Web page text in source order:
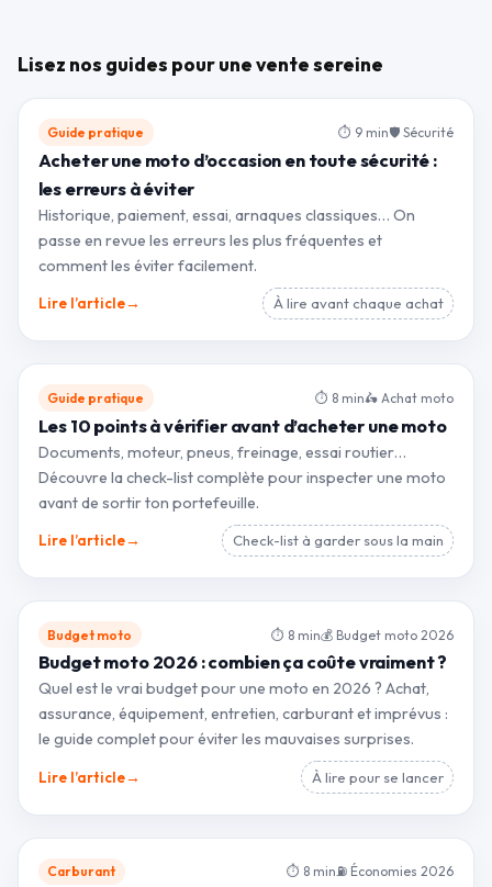
Lisez nos guides pour une vente sereine
Guide pratique ⏱ 9 min🛡 Sécurité
Acheter une moto d’occasion en toute sécurité :
les erreurs à éviter
Historique, paiement, essai, arnaques classiques… On
passe en revue les erreurs les plus fréquentes et
comment les éviter facilement.
Lire l’article→ À lire avant chaque achat
Guide pratique ⏱ 8 min🛵 Achat moto
Les 10 points à vérifier avant d’acheter une moto
Documents, moteur, pneus, freinage, essai routier…
Découvre la check-list complète pour inspecter une moto
avant de sortir ton portefeuille.
Lire l’article→ Check-list à garder sous la main
Budget moto ⏱ 8 min💰 Budget moto 2026
Budget moto 2026 : combien ça coûte vraiment ?
Quel est le vrai budget pour une moto en 2026 ? Achat,
assurance, équipement, entretien, carburant et imprévus :
le guide complet pour éviter les mauvaises surprises.
Lire l’article→ À lire pour se lancer
Carburant ⏱ 8 min⛽ Économies 2026